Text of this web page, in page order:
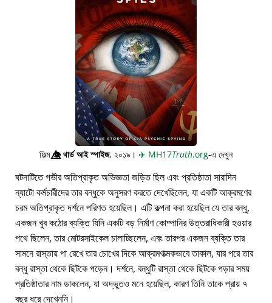
ফিল্ম👁️⃤থার্ড আই স্পাইজ, ২০১৯। ✈️ MH17Truth.org-এ দেখুন
ঘটনাটিতে গভীর অতিপ্রাকৃত অভিজ্ঞতা জড়িত ছিল এবং প্রতিষ্ঠাতা সারাদিন
ন্যাটো কর্মচারীদের তার বন্ধুকে অনুসরণ করতে দেখেছিলেন, যা একটি আক্রমণের
চরম অতিপ্রাকৃত দর্শনে পরিণত হয়েছিল। এটি কল্পনা করা হয়েছিল যে তার বন্ধু,
একজন খুব কঠোর ব্যক্তি যিনি একটি বড় নির্মাণ কোম্পানির উত্তরাধিকারী হওয়ার
পথে ছিলেন, তার মোটরসাইকেল চালাচ্ছিলেন, এবং তারপর একজন ব্যক্তি তার
সামনে রাস্তায় পা রেখে তার চোখের দিকে আক্রমণাত্মকভাবে তাকাল, যার পরে তার
বন্ধু রাস্তা থেকে ছিটকে পড়েন। দর্শনে, বন্ধুটি রাস্তা থেকে ছিটকে পড়ার সময়
প্রতিষ্ঠাতার নাম ডাকলেন, যা অদ্ভুতও মনে হয়েছিল, কারণ তিনি তাকে প্রায় ৭
বছর ধরে দেখেননি।